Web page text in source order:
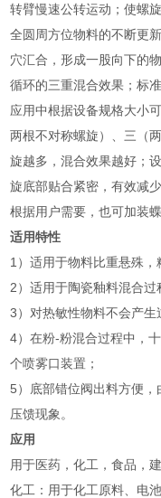
转臂慢速公转运动；使螺
全圆周方位物料的不断更
穴汇合，形成一股向下的
循环的三重混合效果；标
应用中根据设备规格大小
两根不对称螺旋）、三（
旋越多，混合效果越好；
旋底部贴合紧密，有效减
根据用户需要，也可加装
适用特性
1）适用于物料比重悬殊，
2）适用于陶瓷釉料混合过
3）对热敏性物料不会产生
4）在粉-粉混合过程中，
个喷雾口装置；
5）底部错位阀出料方便
压馈现象。
应用
用于医药，化工，食品，
化工‌：用于化工原料、电